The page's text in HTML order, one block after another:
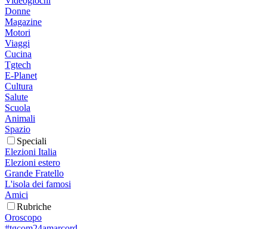
Donne
Magazine
Motori
Viaggi
Cucina
Tgtech
E-Planet
Cultura
Salute
Scuola
Animali
Spazio
Speciali
Elezioni Italia
Elezioni estero
Grande Fratello
L'isola dei famosi
Amici
Rubriche
Oroscopo